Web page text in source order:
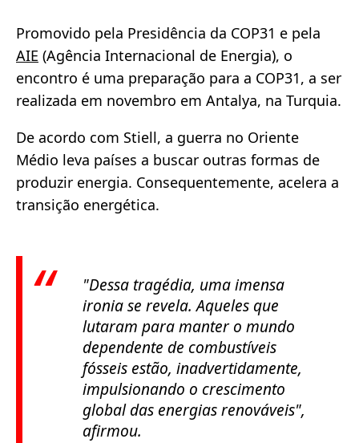
Promovido pela Presidência da COP31 e pela
AIE (Agência Internacional de Energia), o
encontro é uma preparação para a COP31, a ser
realizada em novembro em Antalya, na Turquia.
De acordo com Stiell, a guerra no Oriente
Médio leva países a buscar outras formas de
produzir energia. Consequentemente, acelera a
transição energética.
"Dessa tragédia, uma imensa
ironia se revela. Aqueles que
lutaram para manter o mundo
dependente de combustíveis
fósseis estão, inadvertidamente,
impulsionando o crescimento
global das energias renováveis",
afirmou.